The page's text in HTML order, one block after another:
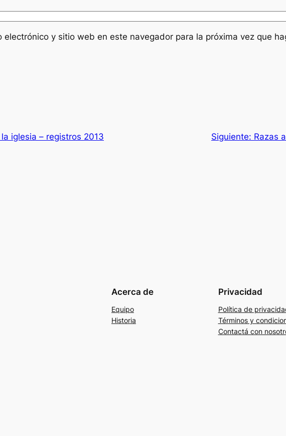
electrónico y sitio web en este navegador para la próxima vez que
iglesia – registros 2013 Siguiente: Razas
Acerca de
Equipo
Historia
Privacidad
Política de
Términos y
Contactá con